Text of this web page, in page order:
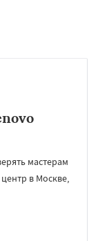
мастерам
в Москве,